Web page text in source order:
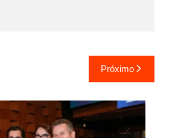
Próximo